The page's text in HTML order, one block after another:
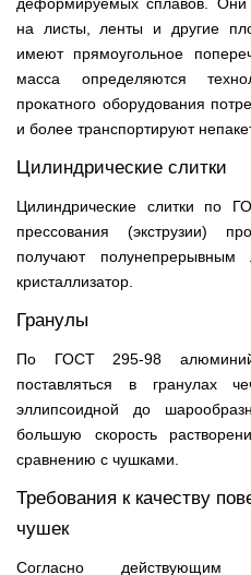
на листы, ленты и другие
имеют прямоугольное
масса определяются
прокатного оборудования
и более транспортируют
Цилиндрические слитки
Цилиндрические слитки по
прессования (экструзии)
получают
кристаллизатор.
Гранулы
По ГОСТ 295-98
поставляться в гранулах
эллипсоидной до
большую скорость
сравнению с чушками.
Требования к качеству
чушек
Согласно действующим